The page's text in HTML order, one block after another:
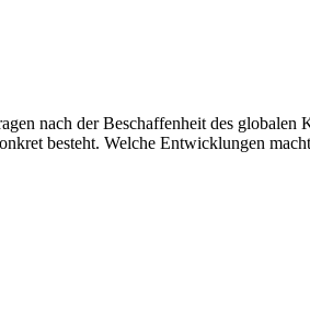
nach der Beschaffenheit des
besteht. Welche Entwicklungen